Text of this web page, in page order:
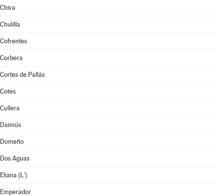
Chiva
Chulilla
Cofrentes
Corbera
Cortes de Pallás
Cotes
Cullera
Daimús
Domeño
Dos Aguas
Eliana (L')
Emperador